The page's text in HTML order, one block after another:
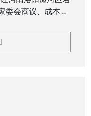
委会商议、成本价
对公办教育公益
本应普惠的校园